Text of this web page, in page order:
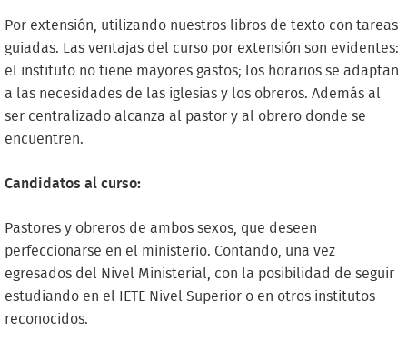
Por extensión, utilizando nuestros libros de texto con tareas
guiadas. Las ventajas del curso por extensión son evidentes:
el instituto no tiene mayores gastos; los horarios se adaptan
a las necesidades de las iglesias y los obreros. Además al
ser centralizado alcanza al pastor y al obrero donde se
encuentren.
Candidatos al curso:
Pastores y obreros de ambos sexos, que deseen
perfeccionarse en el ministerio. Contando, una vez
egresados del Nivel Ministerial, con la posibilidad de seguir
estudiando en el IETE Nivel Superior o en otros institutos
reconocidos.